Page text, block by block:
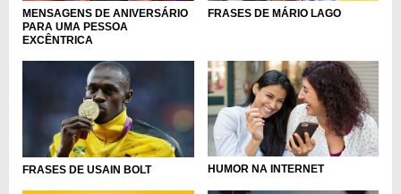
MENSAGENS DE ANIVERSÁRIO
PARA UMA PESSOA
EXCÊNTRICA
FRASES DE MÁRIO LAGO
FRASES DE USAIN BOLT HUMOR NA INTERNET